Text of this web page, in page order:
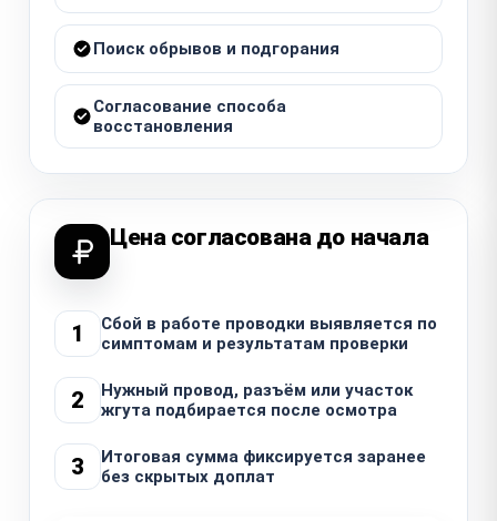
Поиск обрывов и подгорания
Согласование способа
восстановления
Цена согласована до начала
1
Сбой в работе проводки выявляется по
симптомам и результатам проверки
2
Нужный провод, разъём или участок
жгута подбирается после осмотра
3
Итоговая сумма фиксируется заранее
без скрытых доплат